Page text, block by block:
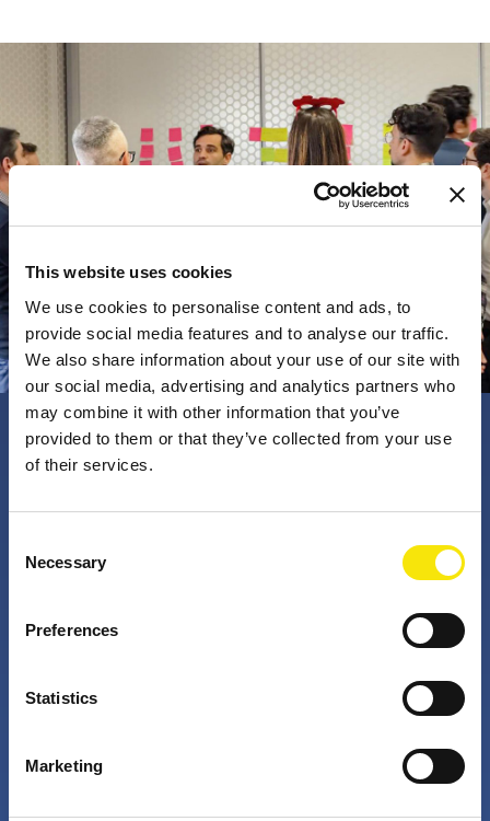
This website uses cookies
We use cookies to personalise content and ads, to
provide social media features and to analyse our traffic.
We also share information about your use of our site with
our social media, advertising and analytics partners who
may combine it with other information that you’ve
provided to them or that they’ve collected from your use
of their services.
Selection
Necessary
Preferences
Statistics
Marketing
PNO Innovation
impatto concreto. Insieme a te, i nostri professionisti
che fanno gli innovatori: cercano costantemente
soluzioni migliori per risolvere i problemi. Il mondo di
+
anni di attività partner nei progetti